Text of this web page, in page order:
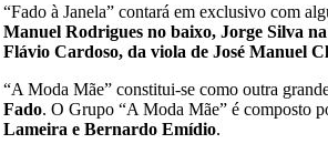
“Fado à Janela” contará em exclusivo com
Manuel Rodrigues no baixo, Jorge Silva
Flávio Cardoso, da viola de José Manuel
“A Moda Mãe” constitui-se como outra
Fado. O Grupo “A Moda Mãe” é composto
Lameira e Bernardo Emídio.